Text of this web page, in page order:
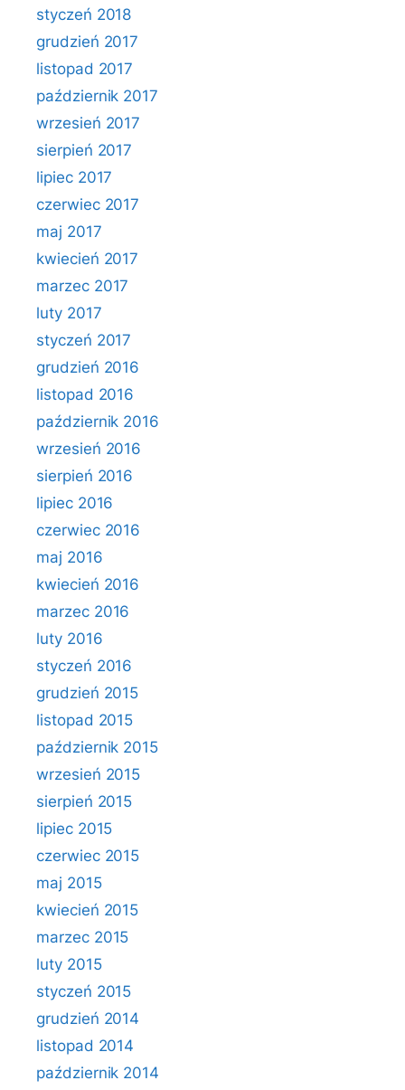
styczeń 2018
grudzień 2017
listopad 2017
październik 2017
wrzesień 2017
sierpień 2017
lipiec 2017
czerwiec 2017
maj 2017
kwiecień 2017
marzec 2017
luty 2017
styczeń 2017
grudzień 2016
listopad 2016
październik 2016
wrzesień 2016
sierpień 2016
lipiec 2016
czerwiec 2016
maj 2016
kwiecień 2016
marzec 2016
luty 2016
styczeń 2016
grudzień 2015
listopad 2015
październik 2015
wrzesień 2015
sierpień 2015
lipiec 2015
czerwiec 2015
maj 2015
kwiecień 2015
marzec 2015
luty 2015
styczeń 2015
grudzień 2014
listopad 2014
październik 2014